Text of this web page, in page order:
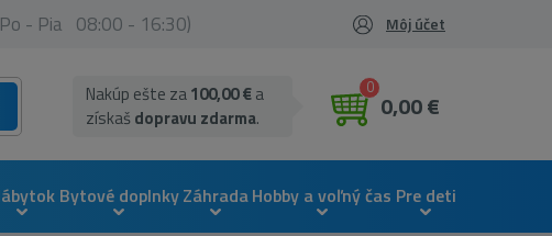
- Pia 08:00 - 16:30) Môj účet
0
0,00 €
Nakúp ešte za100,00 €a
získaš dopravu zdarma.
Bytové doplnkyZáhradaHobby a voľný čas Pre deti